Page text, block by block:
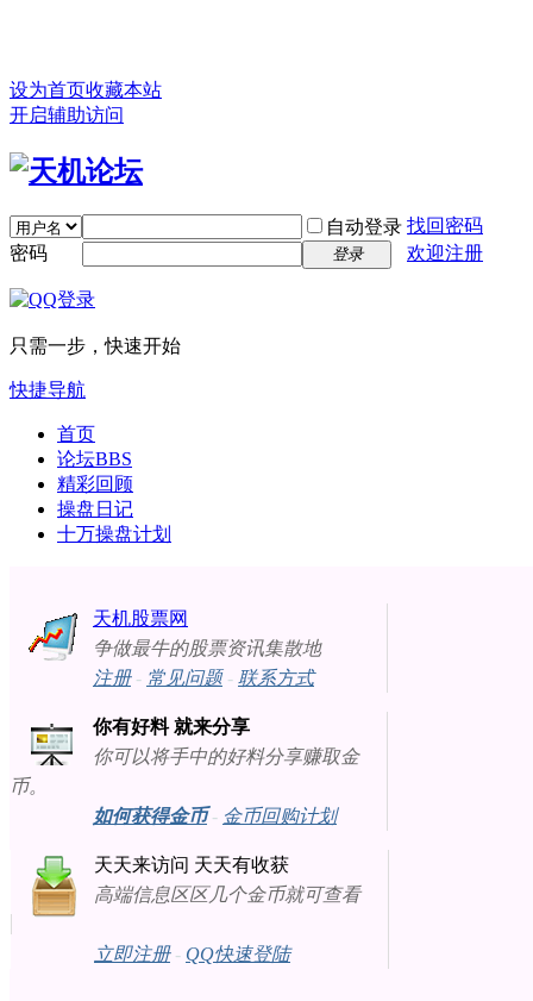
设为首页收藏本站
开启辅助访问
自动登录 找回密码
密码
登录 欢迎注册
只需一步，快速开始
快捷导航
首页
论坛BBS
精彩回顾
操盘日记
十万操盘计划
天机股票网
争做最牛的股票资讯集散地
注册- 常见问题- 联系方式
你有好料 就来分享
你可以将手中的好料分享赚取金
币。
如何获得金币- 金币回购计划
天天来访问 天天有收获
高端信息区区几个金币就可查看
立即注册- QQ快速登陆